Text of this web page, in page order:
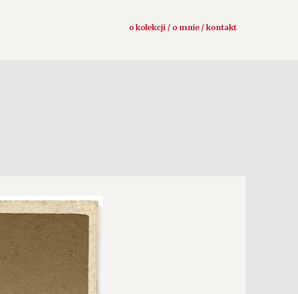
o kolekcji / o mnie / kontakt